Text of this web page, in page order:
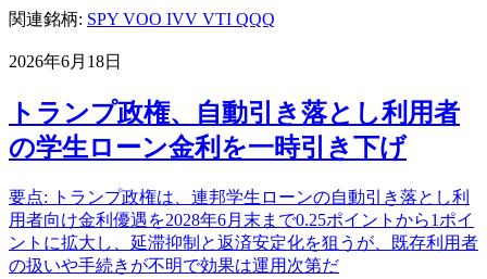
関連銘柄: SPY VOO IVV VTI QQQ
2026年6月18日
トランプ政権、自動引き落とし利用者
の学生ローン金利を一時引き下げ
要点: トランプ政権は、連邦学生ローンの自動引き落とし利
用者向け金利優遇を2028年6月末まで0.25ポイントから1ポイ
ントに拡大し、延滞抑制と返済安定化を狙うが、既存利用者
の扱いや手続きが不明で効果は運用次第だ